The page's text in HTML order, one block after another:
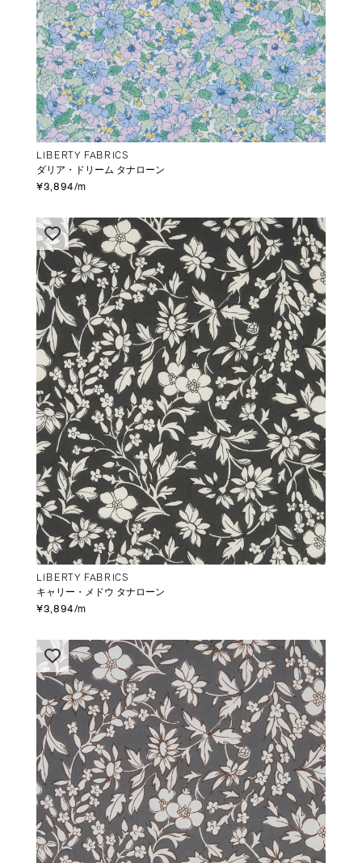
LIBERTY FABRICS
ダリア・ドリーム タナローン
¥3,894/m
LIBERTY FABRICS
キャリー・メドウ タナローン
¥3,894/m